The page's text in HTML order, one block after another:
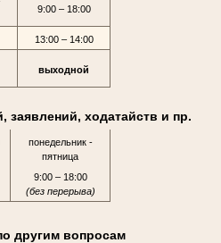
9:00 – 18:00
13:00 – 14:00
выходной
заявлений, ходатайств и пр.
понедельник -
пятница
9:00 – 18:00
(без перерыва)
другим вопросам